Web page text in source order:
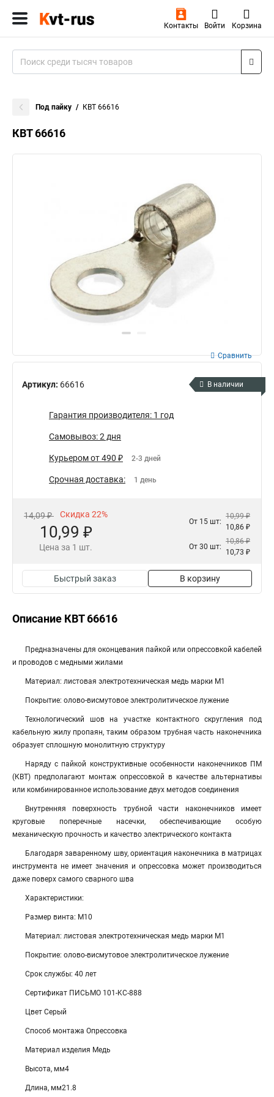
Контакты Войти Корзина
Под пайку КВТ 66616
КВТ 66616
Артикул: 66616
Сравнить
В наличии
Гарантия производителя: 1 год
Самовывоз: 2 дня
Курьером от 490 ₽ 2-3 дней
Срочная доставка: 1 день
14,09 ₽ Скидка 22%
10,99 ₽
Цена за 1 шт.
От 15 шт:
10,99 ₽
10,86 ₽
От 30 шт:
10,86 ₽
10,73 ₽
Быстрый заказ В корзину
Описание КВТ 66616
Предназначены для оконцевания пайкой или опрессовкой кабелей
и проводов с медными жилами
Материал: листовая электротехническая медь марки М1
Покрытие: олово-висмутовое электролитическое лужение
Технологический шов на участке контактного скругления под
кабельную жилу пропаян, таким образом трубная часть наконечника
образует сплошную монолитную структуру
Наряду с пайкой конструктивные особенности наконечников ПМ
(КВТ) предполагают монтаж опрессовкой в качестве альтернативы
или комбинированное использование двух методов соединения
Внутренняя поверхность трубной части наконечников имеет
круговые поперечные насечки, обеспечивающие особую
механическую прочность и качество электрического контакта
Благодаря заваренному шву, ориентация наконечника в матрицах
инструмента не имеет значения и опрессовка может производиться
даже поверх самого сварного шва
Характеристики:
Размер винта: М10
Материал: листовая электротехническая медь марки М1
Покрытие: олово-висмутовое электролитическое лужение
Срок службы: 40 лет
Сертификат ПИСЬМО 101-KC-888
Цвет Серый
Способ монтажа Опрессовка
Материал изделия Медь
Высота, мм4
Длина, мм21.8